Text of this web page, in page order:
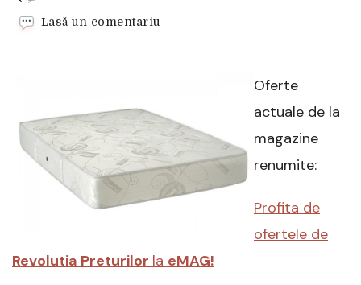
Lasă un comentariu
spuma
memory,
Premium
Memory,
26
Bonus
Oferte
actuale de la
magazine
renumite:
Profita de
ofertele de
Revolutia Preturilor la eMAG!